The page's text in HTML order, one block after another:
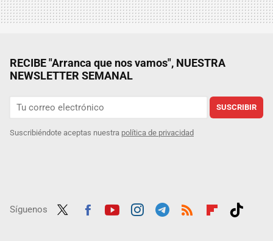
RECIBE "Arranca que nos vamos", NUESTRA
NEWSLETTER SEMANAL
SUSCRIBIR
Suscribiéndote aceptas nuestra política de privacidad
Síguenos